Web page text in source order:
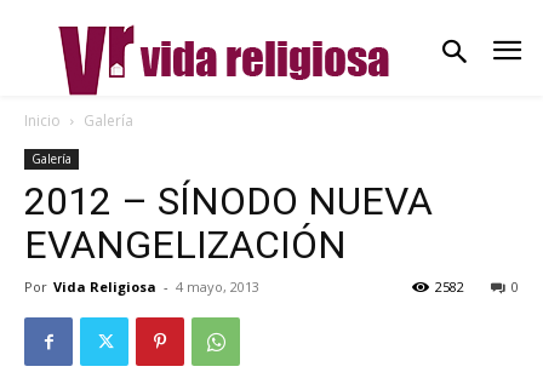
Inicio Galería
Galería
2012 – SÍNODO NUEVA
EVANGELIZACIÓN
Por Vida Religiosa - 4 mayo, 2013 0
2582